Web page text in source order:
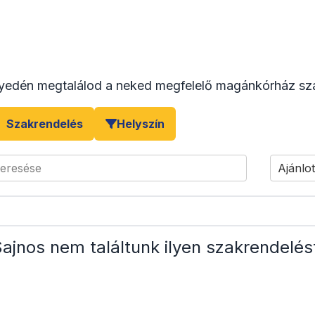
megtalálod a neked megfelelő magánkórház
Szakrendelés Helyszín
nem találtunk ilyen